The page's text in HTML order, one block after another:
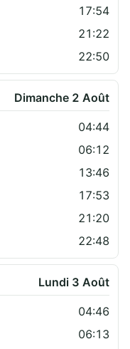
17:54
21:22
22:50
Dimanche 2 Août
04:44
06:12
13:46
17:53
21:20
22:48
Lundi 3 Août
04:46
06:13